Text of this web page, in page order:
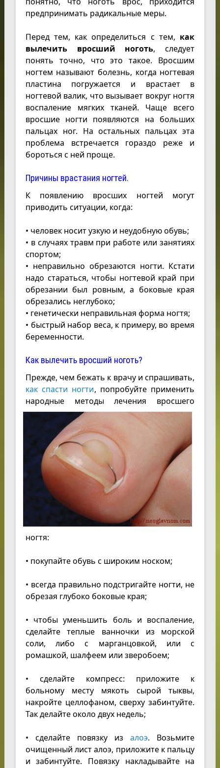
предпринимать радикальные меры.
Перед тем, как определиться с тем, как
вылечить вросший ноготь, следует
понять точно, что это такое. Вросшим
ногтем называют болезнь, когда ногтевая
пластина погружается и врастает в
ногтевой валик, что вызывает вокруг ногтя
воспаление мягких тканей. Чаще всего
вросшие ногти появляются на больших
пальцах ног. На остальных пальцах эта
проблема встречается гораздо реже и
бороться с ней проще.
Причины врастания ногтей.
К появлению вросших ногтей могут
приводить ситуации, когда:
• человек носит узкую и неудобную обувь;
• в случаях травм при работе или занятиях
спортом;
• неправильно обрезаются ногти. Кстати
надо стараться, чтобы ногтевой край при
обрезании был ровным, а боковые края
обрезались неглубоко;
• генетически неправильная форма ногтя;
• быстрый набор веса, к примеру, во время
беременности.
Как вылечить вросший ноготь?
Прежде, чем бежать к врачу и спрашивать,
как спасти ногти, попробуйте применить
народные методы лечения вросшего
ногтя:
• покупайте обувь с широким носком;
• всегда правильно подстригайте ногти, не
обрезая глубоко боковые края;
• чтобы уменьшить боль и воспаление,
сделайте теплые ванночки из морской
соли, либо с марганцовкой, или с
ромашкой, шалфеем или зверобоем;
• сделайте компресс: приложите к
больному месту мякоть сырой тыквы,
накройте целлофаном, сверху забинтуйте.
Так делайте около двух недель;
• сделайте повязку изалоэ. Возьмите
очищенный лист алоэ, приложите к пальцу
и забинтуйте. Повязку накладывайте на